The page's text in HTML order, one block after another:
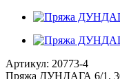
Артикул: 20773-4
Пряжа ДУНДАГА 6/1,